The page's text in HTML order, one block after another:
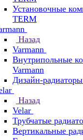
Установочные
TERM
Назад
Varmann
Внутрипольные
Varmann
Дизайн-
Назад
Velar
Трубчатые
Вертикальные